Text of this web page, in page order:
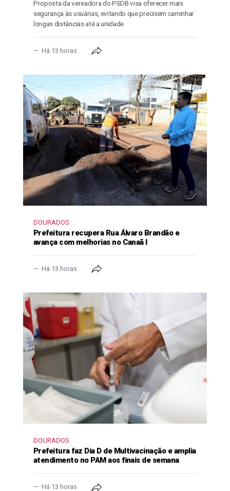
Proposta da vereadora do PSDB visa oferecer mais
segurança às usuárias, evitando que precisem caminhar
longas distâncias até a unidade
Há 13 horas
DOURADOS
Prefeitura recupera Rua Álvaro Brandão e
avança com melhorias no Canaã I
Há 13 horas
DOURADOS
Prefeitura faz Dia D de Multivacinação e amplia
atendimento no PAM aos finais de semana
Há 13 horas